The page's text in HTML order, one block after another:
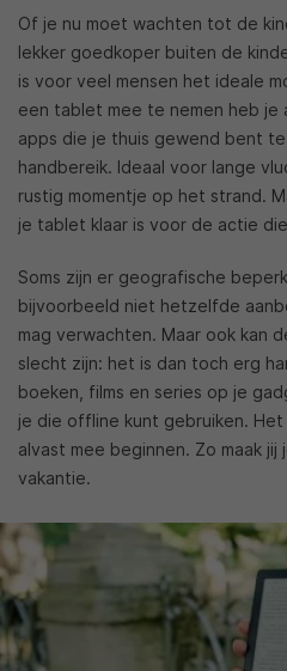
Of je nu moet wachten tot de
lekker goedkoper buiten de
is voor veel mensen het ideale
een tablet mee te nemen heb je
apps die je thuis gewend bent
handbereik. Ideaal voor lange
rustig momentje op het strand.
je tablet klaar is voor de actie
Soms zijn er geografische
bijvoorbeeld niet hetzelfde
mag verwachten. Maar ook kan
slecht zijn: het is dan toch erg
boeken, films en series op je
je die offline kunt gebruiken.
alvast mee beginnen. Zo maak
vakantie.